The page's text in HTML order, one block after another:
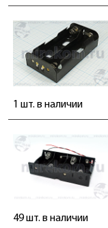
1 шт. в наличии
49 шт. в наличии